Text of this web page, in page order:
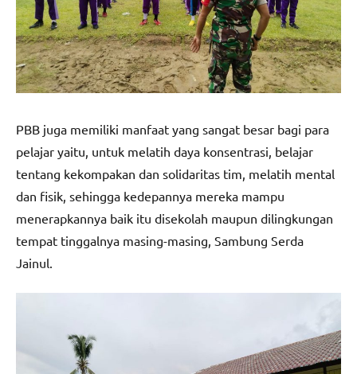
PBB juga memiliki manfaat yang sangat besar bagi para
pelajar yaitu, untuk melatih daya konsentrasi, belajar
tentang kekompakan dan solidaritas tim, melatih mental
dan fisik, sehingga kedepannya mereka mampu
menerapkannya baik itu disekolah maupun dilingkungan
tempat tinggalnya masing-masing, Sambung Serda
Jainul.